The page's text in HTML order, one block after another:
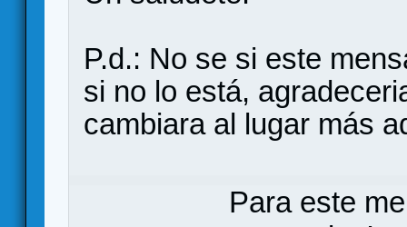
P.d.: No se si este
si no lo está,
cambiara al lugar más
Para este